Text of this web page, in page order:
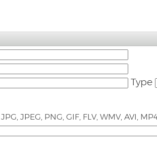
Type
JPEG, PNG, GIF, FLV, WMV, AVI,